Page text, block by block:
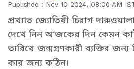
Published : Nov 10 2024, 08:00 AM
প্রখ্যাত জ্যোতিষী চিরাগ
দেখে নিন আজকের দিন কেমন
তারিখে জন্মগ্রণকারী ব্যক্তির
কার জন্য কঠিন।